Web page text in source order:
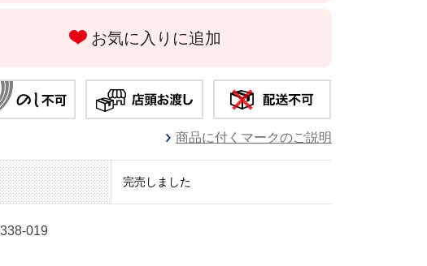
お気に入りに追加
商品に付くマークのご説明
完売しました
019